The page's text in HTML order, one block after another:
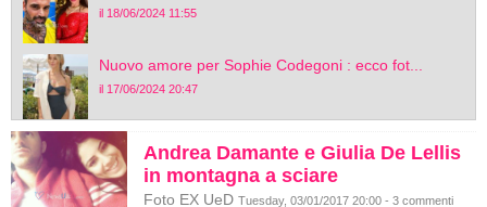
il 18/06/2024 11:55
Nuovo amore per Sophie Codegoni : ecco fot...
il 17/06/2024 20:47
Andrea Damante e Giulia De Lellis
in montagna a sciare
Foto EX UeD Tuesday, 03/01/2017 20:00 - 3 commenti